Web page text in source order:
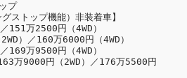
プ
ストップ機能）非装着車】
151万2500円（4WD）
）／160万6000円（4WD）
169万9500円（4WD）
万9000円（2WD）／176万5500円